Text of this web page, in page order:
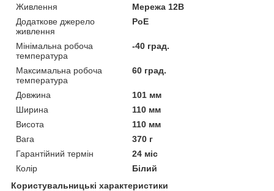
Живлення
Мережа 12В
Додаткове джерело
живлення
PoE
Мінімальна робоча
температура
-40 град.
Максимальна робоча
температура
60 град.
Довжина
101 мм
Ширина
110 мм
Висота
110 мм
Вага
370 г
Гарантійний термін
24 міс
Колір
Білий
Користувальницькі характеристики